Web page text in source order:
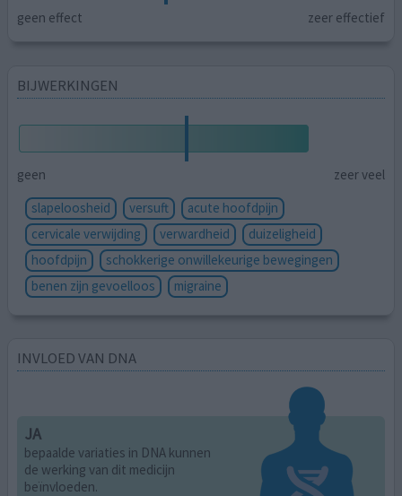
geen effect zeer effectief
BIJWERKINGEN
geen
zeer veel
slapeloosheid
versuft
acute hoofdpijn
cervicale verwijding
verwardheid
duizeligheid
hoofdpijn
schokkerige onwillekeurige bewegingen
benen zijn gevoelloos
migraine
INVLOED VAN DNA
JA
bepaalde variaties in DNA kunnen
de werking van dit medicijn
beïnvloeden.